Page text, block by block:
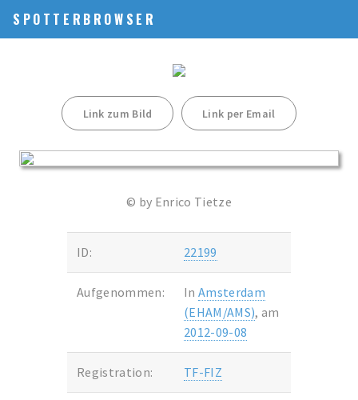
SPOTTERBROWSER
Link zum Bild Link per Email
© by Enrico Tietze
ID: 22199
Aufgenommen: In Amsterdam
(EHAM/AMS), am
2012-09-08
Registration: TF-FIZ